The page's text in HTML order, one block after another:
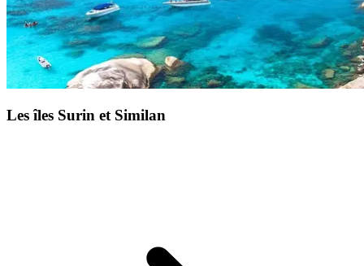
Les îles Surin et Similan